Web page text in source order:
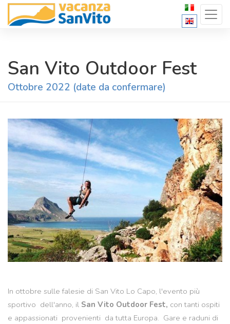
San Vito Outdoor Fest
Ottobre 2022 (date da confermare)
In ottobre sulle falesie di San Vito Lo Capo, l'evento più
sportivo dell'anno, il San Vito Outdoor Fest, con tanti ospiti
e appassionati provenienti da tutta Europa. Gare e raduni di